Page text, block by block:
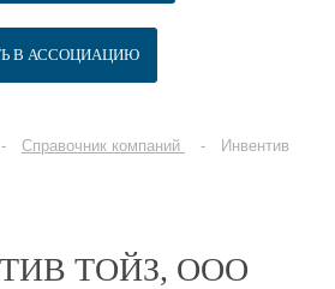
В АССОЦИАЦИЮ
Справочник компаний
Инвентив
ТОЙЗ, ООО